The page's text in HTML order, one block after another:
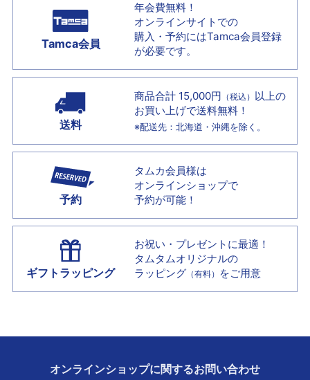
Tamca会員
年会費無料！
オンラインサイトでの
購入・予約にはTamca会員登録
が必要です。
送料
商品合計 15,000円 （税込） 以上の
お買い上げで送料無料！
※配送先：北海道・沖縄を除く。
予約
タムカ会員様は
オンラインショップで
予約が可能！
ギフトラッピング
お祝い・プレゼントに最適！
タムタムオリジナルの
ラッピング （有料） をご用意
オンラインショップに関するお問い合わせ